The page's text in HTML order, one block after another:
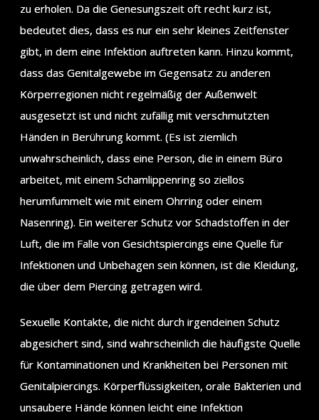
zu erholen. Da die Genesungszeit oft recht kurz ist,
bedeutet dies, dass es nur ein sehr kleines Zeitfenster
gibt, in dem eine Infektion auftreten kann. Hinzu kommt,
dass das Genitalgewebe im Gegensatz zu anderen
Körperregionen nicht regelmäßig der Außenwelt
ausgesetzt ist und nicht zufällig mit verschmutzten
Händen in Berührung kommt. (Es ist ziemlich
unwahrscheinlich, dass eine Person, die in einem Büro
arbeitet, mit einem Schamlippenring so ziellos
herumfummelt wie mit einem Ohrring oder einem
Nasenring). Ein weiterer Schutz vor Schadstoffen in der
Luft, die im Falle von Gesichtspiercings eine Quelle für
Infektionen und Unbehagen sein können, ist die Kleidung,
die über dem Piercing getragen wird.
Sexuelle Kontakte, die nicht durch irgendeinen Schutz
abgesichert sind, sind wahrscheinlich die häufigste Quelle
für Kontaminationen und Krankheiten bei Personen mit
Genitalpiercings. Körperflüssigkeiten, orale Bakterien und
unsaubere Hände können leicht eine Infektion